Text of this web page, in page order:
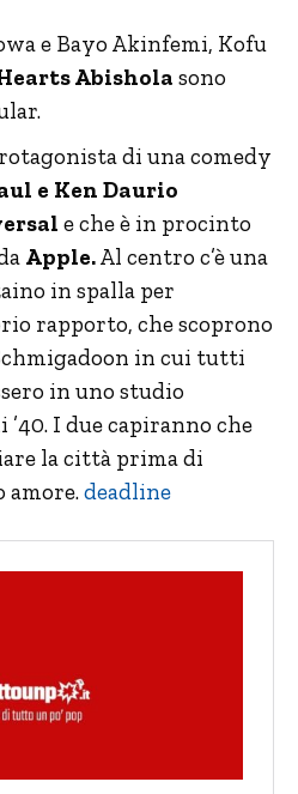
e Bayo Akinfemi, Kofu
Abishola sono
di una comedy
e Ken Daurio
e che è in procinto
Apple.Al centro c’è una
in spalla per
rapporto, che scoprono
in cui tutti
in uno studio
I due capiranno che
la città prima di
deadline